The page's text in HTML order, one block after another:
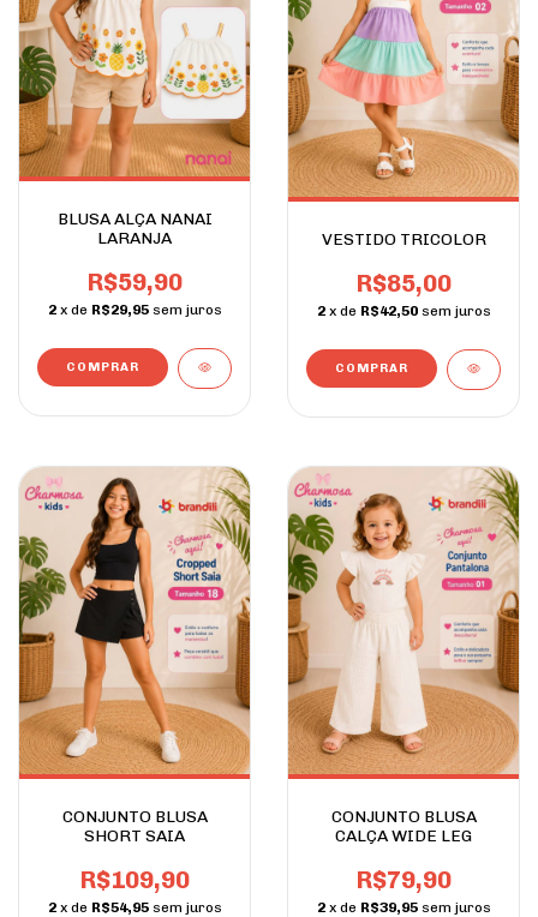
BLUSA ALÇA NANAI
LARANJA
R$59,90
2 x de R$29,95 sem juros
COMPRAR
VESTIDO TRICOLOR
R$85,00
2 x de R$42,50 sem juros
COMPRAR
CONJUNTO BLUSA
SHORT SAIA
R$109,90
2 x de R$54,95 sem juros
CONJUNTO BLUSA
CALÇA WIDE LEG
R$79,90
2 x de R$39,95 sem juros